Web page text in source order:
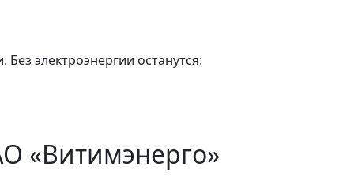
электроэнергии останутся:
«Витимэнерго»